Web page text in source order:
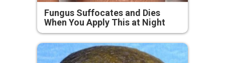
Fungus Suffocates and Dies
When You Apply This at Night